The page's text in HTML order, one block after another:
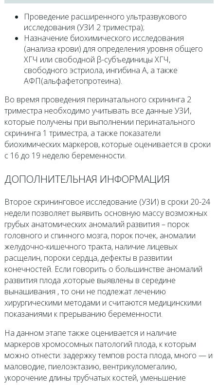
Проведение расширенного ультразвукового
исследования (УЗИ 2 триместра);
Назначение биохимического исследования
(анализа крови) для определения уровня общего
ХГЧ или свободной β-субъединицы ХГЧ,
свободного эстриола, ингибина А, а также
АФП(альфафетопротеина).
Во время проведения перинатального скрининга 2
триместра необходимо учитывать все данные УЗИ,
которые получены при выполнении перинатального
скрининга 1 триместра, а также показатели
биохимических маркеров, которые оценивается в сроки
с 16 до 19 неделю беременности.
ДОПОЛНИТЕЛЬНАЯ ИНФОРМАЦИЯ
Второе скрининговое исследование (УЗИ) в сроки 20-24
недели позволяет выявить основную массу возможных
грубых анатомических аномалий развития – порок
головного и спинного мозга, порок почек, аномалии
желудочно-кишечного тракта, наличие лицевых
расщелин, пороки сердца, дефекты в развитии
конечностей. Если говорить о большинстве аномалий
развития плода ,которые выявлены в середине
вынашивания , то они не подлежат лечению
хирургическими методами и считаются медицинскими
показаниями к прерыванию беременности.
На данном этапе также оценивается и наличие
маркеров хромосомных патологий плода, к которым
можно отнести: задержку темпов роста плода, много — и
маловодие, пиелоэктазию, вентрикуломегалию,
укорочение длины трубчатых костей, уменьшение